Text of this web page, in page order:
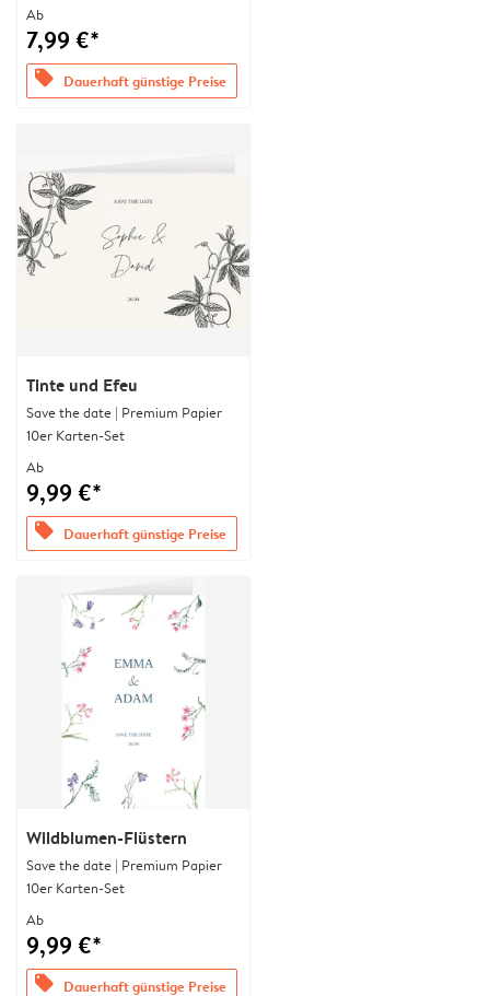
Ab
7,99 €*
offers Dauerhaft günstige Preise
Tinte und Efeu
Save the date | Premium Papier
10er Karten-Set
Ab
9,99 €*
offers Dauerhaft günstige Preise
Wildblumen-Flüstern
Save the date | Premium Papier
10er Karten-Set
Ab
9,99 €*
offers Dauerhaft günstige Preise